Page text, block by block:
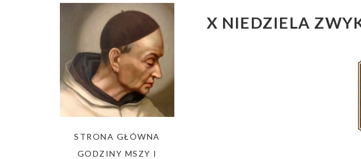
STRONA GŁÓWNA
GODZINY MSZY I
X NIEDZIELA